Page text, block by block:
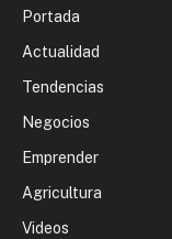
Portada
Actualidad
Tendencias
Negocios
Emprender
Agricultura
Videos